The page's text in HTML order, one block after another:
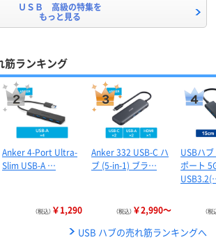
ＵＳＢ 高級の特集を
もっと見る
筋ランキング
Anker 4-Port Ultra-
Slim USB-A …
（税込） ￥1,290
Anker 332 USB-C ハ
ブ (5-in-1) ブラ…
（税込） ￥2,990～
USBハ
ポート
（税
USB ハブの売れ筋ランキングへ